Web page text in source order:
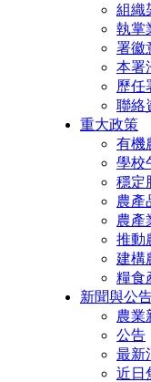
組織
執掌
署徽
本署
歷任
聯絡
重大政策
有機
學校
穩定
農產
農產
推動
建構
糧食
新聞與公
農業
公告
最新
近日